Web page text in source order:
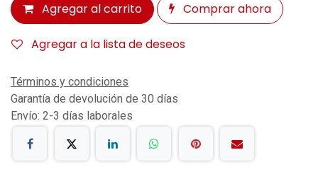
Agregar al carrito Comprar ahora
Agregar a la lista de deseos
Términos y condiciones
Garantía de devolución de 30 días
Envío: 2-3 días laborales